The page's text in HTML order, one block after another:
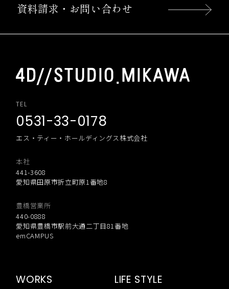
資料請求・お問い合わせ
TEL
0531-33-0178
エス・ティー・ホールディングス株式会社
本社
441-3608
愛知県田原市折立町原1番地8
豊橋営業所
440-0888
愛知県豊橋市駅前大通二丁目81番地
emCAMPUS
WORKS LIFE STYLE